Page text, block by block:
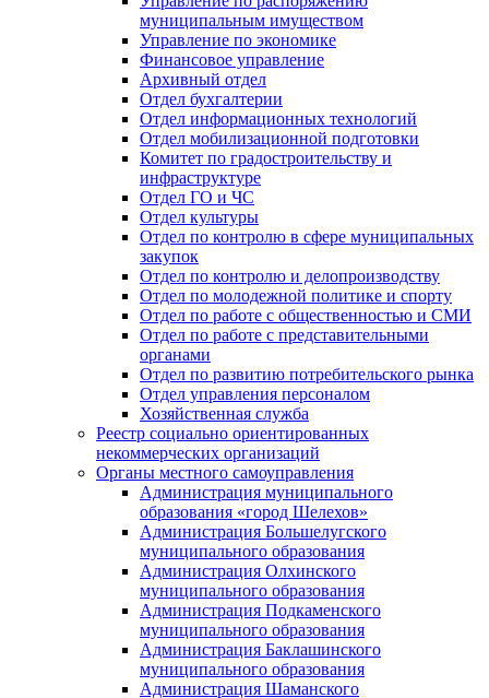
муниципальным имуществом
Управление по экономике
Финансовое управление
Архивный отдел
Отдел бухгалтерии
Отдел информационных технологий
Отдел мобилизационной подготовки
Комитет по градостроительству и
инфраструктуре
Отдел ГО и ЧС
Отдел культуры
Отдел по контролю в сфере муниципальных
закупок
Отдел по контролю и делопроизводству
Отдел по молодежной политике и спорту
Отдел по работе с общественностью и СМИ
Отдел по работе с представительными
органами
Отдел по развитию потребительского рынка
Отдел управления персоналом
Хозяйственная служба
Реестр социально ориентированных
некоммерческих организаций
Органы местного самоуправления
Администрация муниципального
образования «город Шелехов»
Администрация Большелугского
муниципального образования
Администрация Олхинского
муниципального образования
Администрация Подкаменского
муниципального образования
Администрация Баклашинского
муниципального образования
Администрация Шаманского